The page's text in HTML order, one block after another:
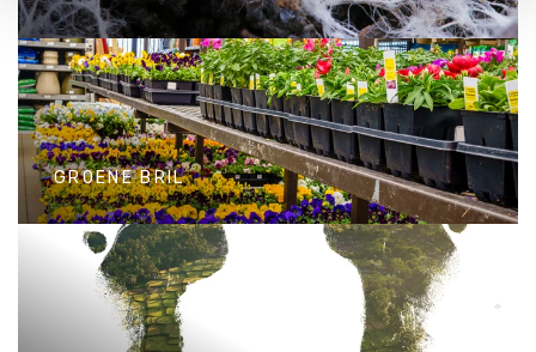
onzeCookie Policy
HET MYSTERIE VAN DE
MYCORRHIZA'S
GROENE BRIL
GROENE BRIL